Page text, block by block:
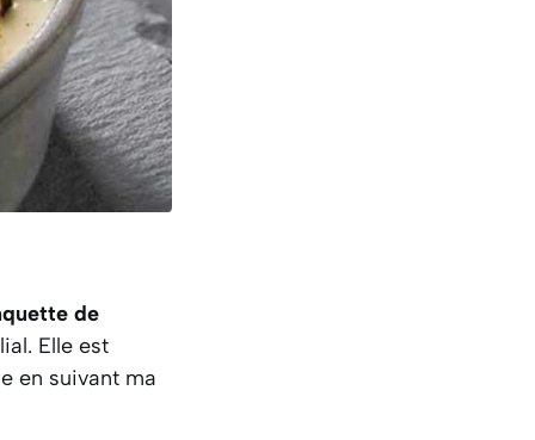
de
Elle est
en suivant ma